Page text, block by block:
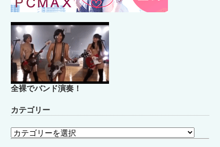
全裸でバンド演奏！
カテゴリー
カ
テ